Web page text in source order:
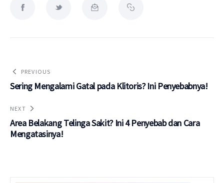
PREVIOUS
Sering Mengalami Gatal pada Klitoris? Ini Penyebabnya!
NEXT
Area Belakang Telinga Sakit? Ini 4 Penyebab dan Cara
Mengatasinya!